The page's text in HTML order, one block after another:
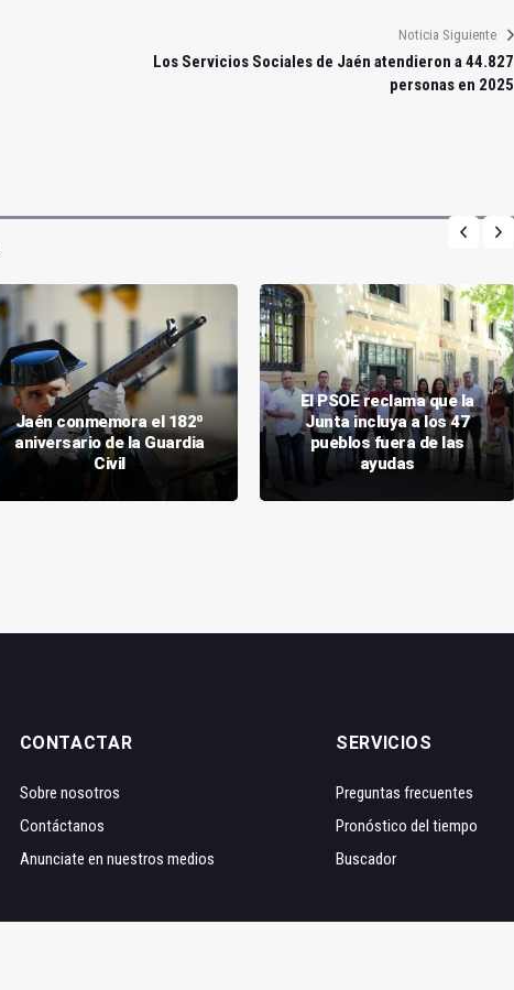
Noticia Siguiente
Los Servicios Sociales de Jaén atendieron a 44.827
personas en 2025
Jaén conmemora el 182º
aniversario de la Guardia
Civil
El PSOE reclama que la
Junta incluya a los 47
pueblos fuera de las
ayudas
CONTACTAR
Sobre nosotros
Contáctanos
Anunciate en nuestros medios
SERVICIOS
Preguntas frecuentes
Pronóstico del tiempo
Buscador